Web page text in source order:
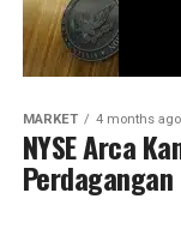
MARKET 4 months ago
NYSE Arca